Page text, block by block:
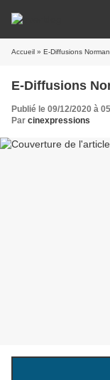
Accueil » E-Diffusions
E-Diffusions
Publié le 09/12/2020 à
Par cinexpressions